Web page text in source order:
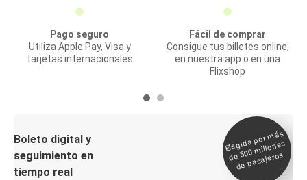
Pago seguro
Utiliza Apple Pay, Visa y
tarjetas internacionales
Fácil de comprar
Consigue tus billetes online,
en nuestra app o en una
Flixshop
Boleto digital y
seguimiento en
tiempo real
Elegida por
más
de 500
millones
de pasajeros